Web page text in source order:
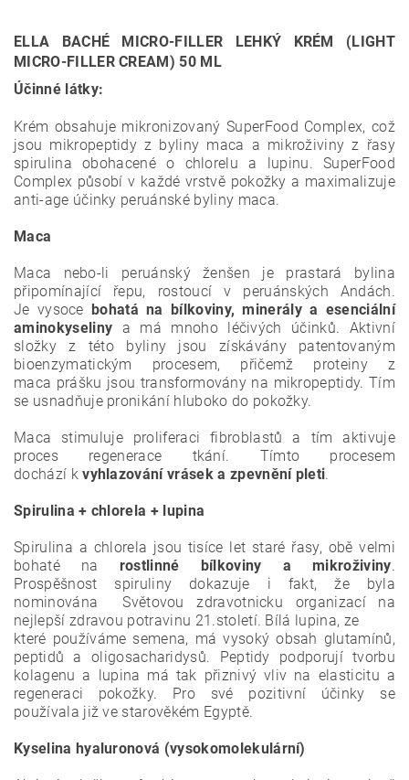
ELLA BACHÉ MICRO-FILLER LEHKÝ KRÉM (LIGHT
MICRO-FILLER CREAM) 50 ML
Účinné látky:
Krém obsahuje mikronizovaný SuperFood Complex, což
jsou mikropeptidy z byliny maca a mikroživiny z řasy
spirulina obohacené o chlorelu a lupinu.SuperFood
Complex působí v každé vrstvě pokožky a maximalizuje
anti-age účinky peruánské byliny maca.
Maca
Maca nebo-li peruánský ženšen je prastará bylina
připomínající řepu, rostoucí v peruánských Andách.
Je vysoce
bohatá na bílkoviny, minerály a esenciální
aminokyseliny a má mnoho léčivých účinků. Aktivní
složky z této byliny jsou získávány patentovaným
bioenzymatickým procesem, přičemž proteiny z
maca prášku jsou transformovány na mikropeptidy. Tím
se usnadňuje pronikání hluboko do pokožky.
Maca stimuluje proliferaci fibroblastů a tím aktivuje
proces regenerace tkání. Tímto procesem
dochází kvyhlazování vrásek a zpevnění pleti.
Spirulina + chlorela + lupina
Spirulina a chlorela jsou tisíce let staré řasy, obě velmi
bohaté na rostlinné bílkoviny a mikroživiny.
Prospěšnost spiruliny dokazuje i fakt, že byla
nominována Světovou zdravotnicku organizací na
nejlepší zdravou potravinu 21.století. Bílá lupina, ze
které používáme semena, má vysoký obsah glutamínů,
peptidů a oligosacharidysů. Peptidy podporují tvorbu
kolagenu a lupina má tak přiznivý vliv na elasticitu a
regeneraci pokožky. Pro své pozitivní účinky se
používala již ve starověkém Egyptě.
Kyselina hyaluronová (vysokomolekulární)